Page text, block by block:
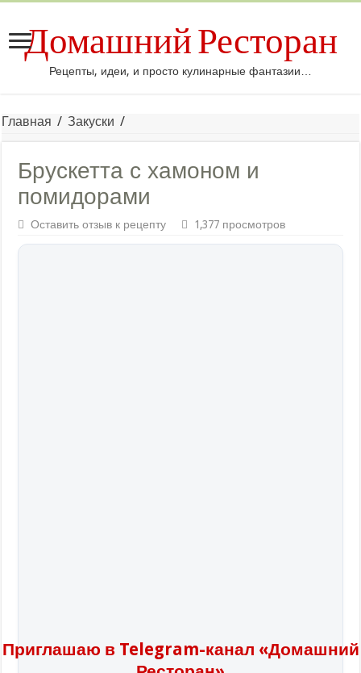
Домашний Ресторан
Рецепты, идеи, и просто кулинарные фантазии…
Главная / Закуски /
Брускетта с хамоном и
помидорами
Оставить отзыв к рецепту 1,377 просмотров
Приглашаю в Telegram-канал «Домашний